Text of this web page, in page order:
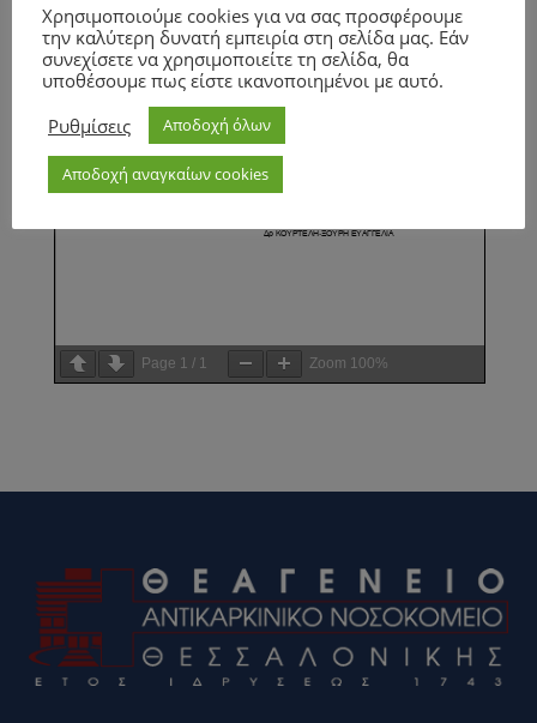
Page 1 / 1 Zoom 100%
Χρησιμοποιούμε cookies για να σας προσφέρουμε
την καλύτερη δυνατή εμπειρία στη σελίδα μας. Εάν
συνεχίσετε να χρησιμοποιείτε τη σελίδα, θα
υποθέσουμε πως είστε ικανοποιημένοι με αυτό.
Ρυθμίσεις
Αποδοχή όλων
Αποδοχή αναγκαίων cookies